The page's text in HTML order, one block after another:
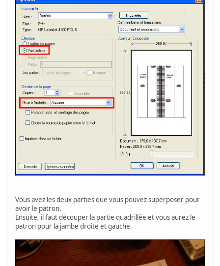
Vous avez les deux parties que vous pouvez superposer pour
avoir le patron.
Ensuite, il faut découper la partie quadrillée et vous aurez le
patron pour la jambe droite et gauche.